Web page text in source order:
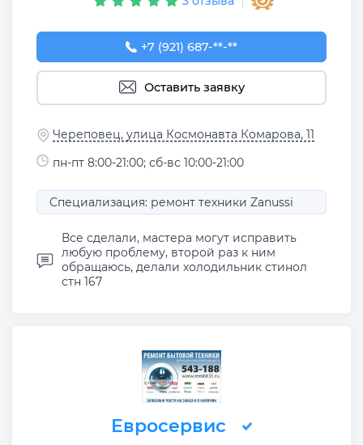
+7 (921) 687-85-34
+7 (921) 687-**-**
Оставить заявку
Череповец, улица Космонавта Комарова, 11
пн-пт 8:00-21:00; сб-вс 10:00-21:00
Специализация: ремонт техники Zanussi
Все сделали, мастера могут исправить
любую проблему, второй раз к ним
обращаюсь, делали холодильник стинол
стн 167
Евросервис